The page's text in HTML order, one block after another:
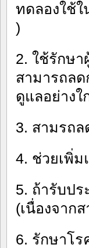
ทดลองใช้
)
2. ใช้รักษ
สามารถล
ดูแลอย่าง
3. สามรถ
4. ช่วยเพิ่ม
5. ถ้ารับปร
(เนื่องจาก
6. รักษาโร